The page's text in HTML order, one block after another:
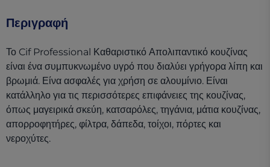
Περιγραφή
Το Cif Professional Καθαριστικό Απολιπαντικό κουζίνας
είναι ένα συμπυκνωμένο υγρό που διαλύει γρήγορα λίπη και
βρωμιά. Είνα ασφαλές για χρήση σε αλουμίνιο. Είναι
κατάλληλο για τις περισσότερες επιφάνειες της κουζίνας,
όπως μαγειρικά σκεύη, κατσαρόλες, τηγάνια, μάτια κουζίνας,
απορροφητήρες, φίλτρα, δάπεδα, τοίχοι, πόρτες και
νεροχύτες.